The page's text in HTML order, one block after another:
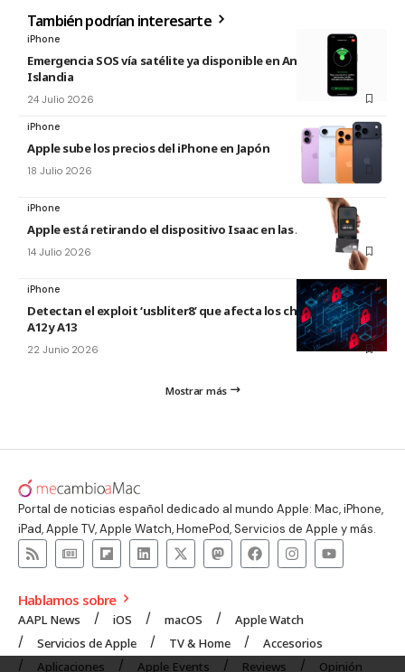
También podrían interesarte
iPhone
Emergencia SOS vía satélite ya disponible en Andorra e
Islandia
24 Julio 2026
iPhone
Apple sube los precios del iPhone en Japón
18 Julio 2026
iPhone
Apple está retirando el dispositivo Isaac en las Apple Store
14 Julio 2026
iPhone
Detectan el exploit ‘usbliter8’ que afecta los chips de Apple
A12 y A13
22 Junio 2026
Mostrar más
Portal de noticias español dedicado al mundo Apple: Mac, iPhone,
iPad, Apple TV, Apple Watch, HomePod, Servicios de Apple y más.
Hablamos sobre
AAPL News iOS macOS
Apple Watch
Servicios de Apple
TV & Home
Accesorios
Aplicaciones
Apple Events Reviews Opinión